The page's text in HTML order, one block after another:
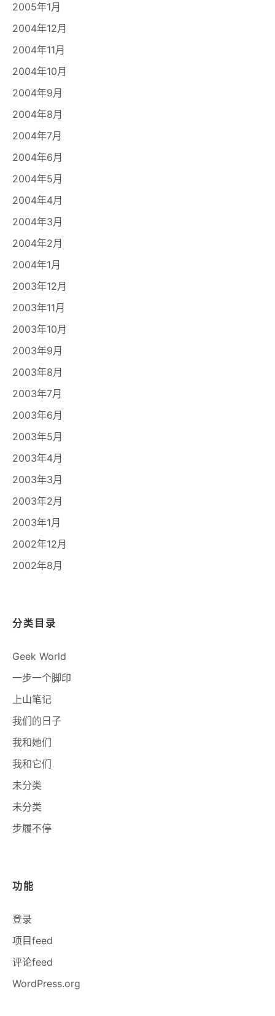
2005年1月
2004年12月
2004年11月
2004年10月
2004年9月
2004年8月
2004年7月
2004年6月
2004年5月
2004年4月
2004年3月
2004年2月
2004年1月
2003年12月
2003年11月
2003年10月
2003年9月
2003年8月
2003年7月
2003年6月
2003年5月
2003年4月
2003年3月
2003年2月
2003年1月
2002年12月
2002年8月
分类目录
Geek World
一步一个脚印
上山笔记
我们的日子
我和她们
我和它们
未分类
未分类
步履不停
功能
登录
项目feed
评论feed
WordPress.org